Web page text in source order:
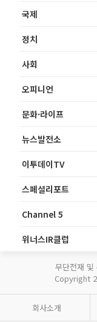
국제
정치
사회
오피니언
문화·라이프
뉴스발전소
이투데이TV
스페셜리포트
Channel 5
위너스IR클럽
무단전재 및
Copyright
회사소개